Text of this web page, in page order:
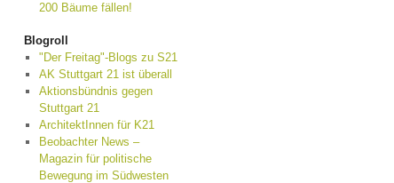
200 Bäume fällen!
Blogroll
"Der Freitag"-Blogs zu S21
AK Stuttgart 21 ist überall
Aktionsbündnis gegen
Stuttgart 21
ArchitektInnen für K21
Beobachter News –
Magazin für politische
Bewegung im Südwesten